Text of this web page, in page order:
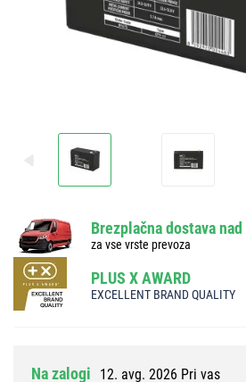
Brezplačna dostava
za vse vrste prevoza
PLUS X AWARD
EXCELLENT BRAND QUALITY
Na zalogi 12. avg. 2026 Pri vas